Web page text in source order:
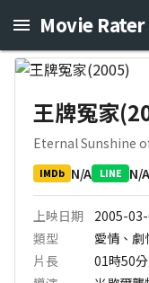
Movie Rater
王牌冤家
Eternal Sunshine
IMDb N/A LINE N/A
上映日期
2005-
類型
愛情、劇
片長
01時50分